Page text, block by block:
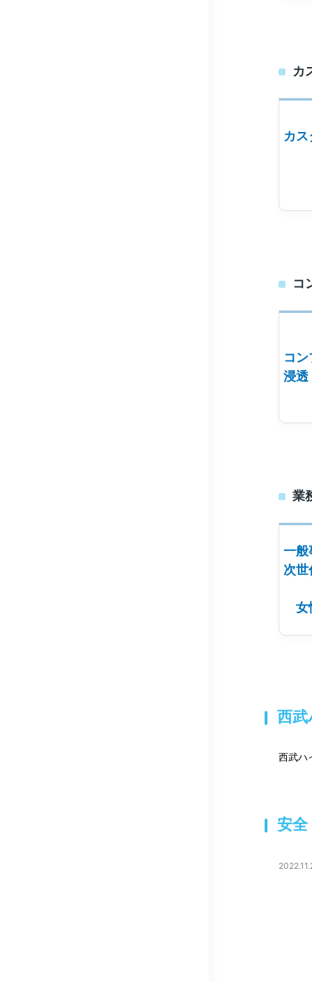
カ
カ
コ
コ
浸透
業
一般
次世
女
西武
西武ハ
安全